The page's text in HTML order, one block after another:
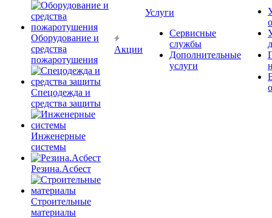
Оборудование и
средства
пожаротушения
Спецодежда и
средства защиты
Инженерные
системы
Резина.Асбест
Строительные
материалы
Акции
Услуги
Сервисные
службы
Дополнительные
услуги